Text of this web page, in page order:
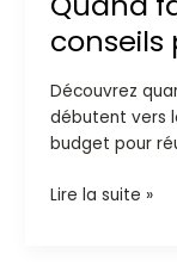
conseils
Découvrez
débutent vers
budget pour
Dates
et
conseils
pour
2026
Lire la suite »